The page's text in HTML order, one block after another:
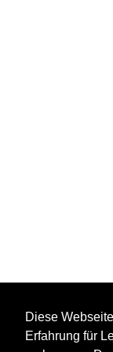
Diese
Erfahrung für